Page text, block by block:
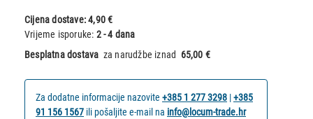
Cijena dostave:4,90 €
Vrijeme isporuke: 2 - 4 dana
Besplatna dostava za narudžbe iznad 65,00 €
Za dodatne informacije nazovite +385 1 277 3298 |+385
91 156 1567 ili pošaljite e-mail na info@locum-trade.hr